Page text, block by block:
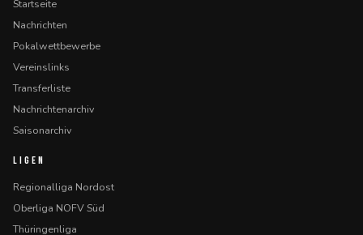
Startseite
Nachrichten
Pokalwettbewerbe
Vereinslinks
Transferliste
Nachrichtenarchiv
Saisonarchiv
LIGEN
Regionalliga Nordost
Oberliga NOFV Süd
Thüringenliga